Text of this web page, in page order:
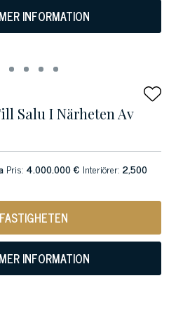
INFORMATION
Salu I Närheten Av
Pris: 4.000.000 € Interiörer: 2,500
INFORMATION